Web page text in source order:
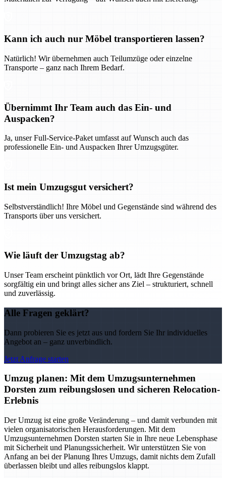
Kann ich auch nur Möbel transportieren lassen?
Natürlich! Wir übernehmen auch Teilumzüge oder einzelne
Transporte – ganz nach Ihrem Bedarf.
Übernimmt Ihr Team auch das Ein- und
Auspacken?
Ja, unser Full-Service-Paket umfasst auf Wunsch auch das
professionelle Ein- und Auspacken Ihrer Umzugsgüter.
Ist mein Umzugsgut versichert?
Selbstverständlich! Ihre Möbel und Gegenstände sind während des
Transports über uns versichert.
Wie läuft der Umzugstag ab?
Unser Team erscheint pünktlich vor Ort, lädt Ihre Gegenstände
sorgfältig ein und bringt alles sicher ans Ziel – strukturiert, schnell
und zuverlässig.
Alle Fragen geklärt?
Dann probieren Sie es jetzt aus und fordern Sie Ihr individuelles
Angebot an – ganz unverbindlich.
Jetzt Anfrage starten
Umzug planen: Mit dem Umzugsunternehmen
Dorsten zum reibungslosen und sicheren Relocation-
Erlebnis
Der Umzug ist eine große Veränderung – und damit verbunden mit
vielen organisatorischen Herausforderungen. Mit dem
Umzugsunternehmen Dorsten starten Sie in Ihre neue Lebensphase
mit Sicherheit und Planungssicherheit. Wir unterstützen Sie von
Anfang an bei der Planung Ihres Umzugs, damit nichts dem Zufall
überlassen bleibt und alles reibungslos klappt.